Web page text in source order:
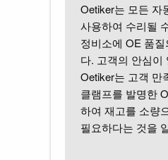
Oetiker는 모든 자
사용하여 수리될
정비소에 OE 품
다. 고객의 안심이
Oetiker는 고객 만
클램프를 발명한
하여 재고를 소량
필요하다는 것을